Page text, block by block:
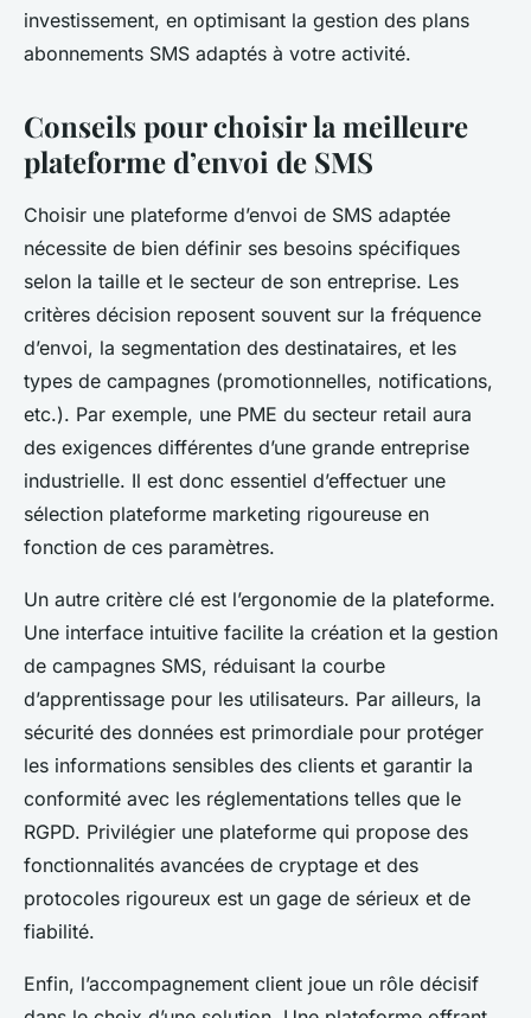
investissement, en optimisant la gestion des plans
abonnements SMS adaptés à votre activité.
Conseils pour choisir la meilleure
plateforme d’envoi de SMS
Choisir une plateforme d’envoi de SMS adaptée
nécessite de bien définir ses besoins spécifiques
selon la taille et le secteur de son entreprise. Les
critères décision reposent souvent sur la fréquence
d’envoi, la segmentation des destinataires, et les
types de campagnes (promotionnelles, notifications,
etc.). Par exemple, une PME du secteur retail aura
des exigences différentes d’une grande entreprise
industrielle. Il est donc essentiel d’effectuer une
sélection plateforme marketing rigoureuse en
fonction de ces paramètres.
Un autre critère clé est l’ergonomie de la plateforme.
Une interface intuitive facilite la création et la gestion
de campagnes SMS, réduisant la courbe
d’apprentissage pour les utilisateurs. Par ailleurs, la
sécurité des données est primordiale pour protéger
les informations sensibles des clients et garantir la
conformité avec les réglementations telles que le
RGPD. Privilégier une plateforme qui propose des
fonctionnalités avancées de cryptage et des
protocoles rigoureux est un gage de sérieux et de
fiabilité.
Enfin, l’accompagnement client joue un rôle décisif